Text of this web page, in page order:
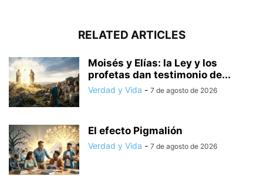
RELATED ARTICLES
Moisés y Elías: la Ley y los
profetas dan testimonio de...
Verdad y Vida - 7 de agosto de 2026
El efecto Pigmalión
Verdad y Vida - 7 de agosto de 2026